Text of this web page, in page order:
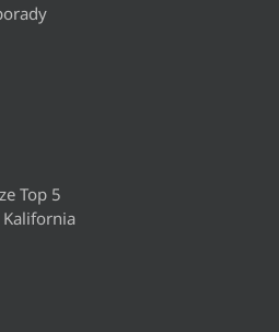
Top 5